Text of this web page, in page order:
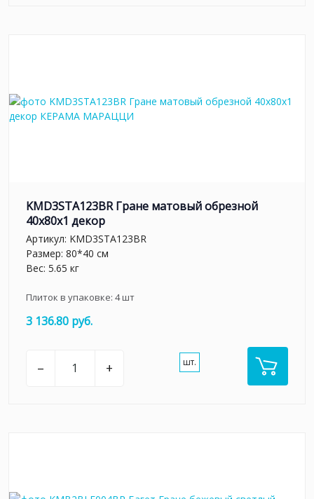
KMD3STA123BR Гране матовый обрезной
40x80x1 декор
Артикул: KMD3STA123BR
Размер: 80*40 см
Вес: 5.65 кг
Плиток в упаковке: 4шт
3 136.80 руб.
– + шт.